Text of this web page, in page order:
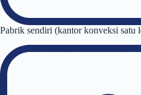
Pabrik sendiri (kantor konveksi satu